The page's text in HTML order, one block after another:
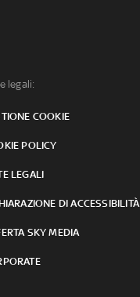
legali:
COOKIE
POLICY
LEGALI
DI ACCESSIBILITÀ
SKY MEDIA